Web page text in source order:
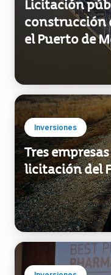
Licitación
construcción
el Puerto de
Inversiones
Tres
licitación del